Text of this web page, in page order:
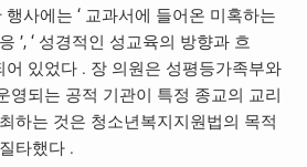
사에는 ‘교과서에 들어온 미혹하는
’, ‘성경적인 성교육의 방향과 흐
어 있었다 . 장 의원은 성평등가족부와
영되는 공적 기관이 특정 종교의 교리
하는 것은 청소년복지지원법의 목적
타했다 .